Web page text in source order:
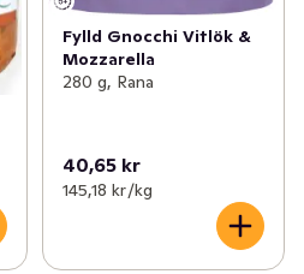
Fylld Gnocchi Vitlök &
Mozzarella
280 g, Rana
40,65 kr
145,18 kr /kg